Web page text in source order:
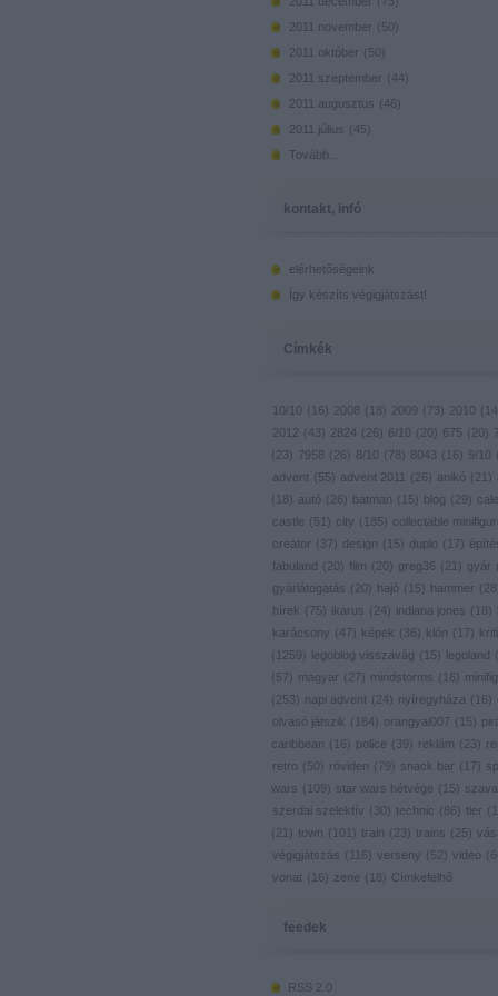
2011 november ( 50)
2011 október ( 50)
2011 szeptember ( 44)
2011 augusztus ( 46 )
2011 július ( 45)
Tovább
kontakt, infó
elérhetőségeink
Így készíts végigjátszást!
Címkék
10/10 ( 16 ) 2008 ( 18 ) 2009 ( 73) 2010 (
2012 ( 43) 2824 ( 26 ) 6/10 ( 20) 675 ( 20)
( 23) 7958 ( 26 ) 8/10 ( 78 ) 8043 ( 16 ) 9/10 (
advent ( 55) advent 2011 ( 26 ) anikó ( 21 )
(
18 ) autó ( 26 ) batman ( 15) blog ( 29)
castle ( 51 ) city ( 185) collectable
creator ( 37) design ( 15) duplo ( 17)
fabuland ( 20) film ( 20) greg36 ( 21 ) gyár (
gyárlátogatás ( 20) hajó ( 15) hammer ( 28
hírek ( 75) ikarus ( 24) indiana jones ( 18 )
karácsony ( 47) képek ( 36 ) klón ( 17)
(
1259) legoblog visszavág ( 15) legoland (
( 57) magyar ( 27) mindstorms ( 16 ) minifig
( 253) napi advent ( 24) nyíregyháza ( 16 )
olvasó játszik ( 184) orangyal007 ( 15)
caribbean ( 16 ) police ( 39) reklám ( 23)
retro ( 50) röviden ( 79) snack bar ( 17)
wars ( 109) star wars hétvége ( 15)
szerdai szelektív ( 30) technic ( 86 ) tier (
( 21 ) town ( 101 ) train ( 23) trains ( 25)
végigjátszás ( 116 ) verseny ( 52) video (
vonat ( 16 ) zene ( 18 ) Címkefelhő
feedek
RSS 2.0